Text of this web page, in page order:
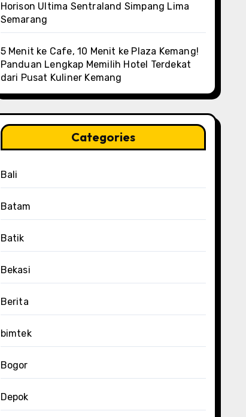
Horison Ultima Sentraland Simpang Lima
Semarang
5 Menit ke Cafe, 10 Menit ke Plaza Kemang!
Panduan Lengkap Memilih Hotel Terdekat
dari Pusat Kuliner Kemang
Categories
Bali
Batam
Batik
Bekasi
Berita
bimtek
Bogor
Depok